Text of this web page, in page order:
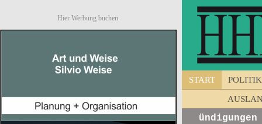
Hier Werbung buchen
START POLITIK
Kurzinfos von Unternehmen - Ankündigungen